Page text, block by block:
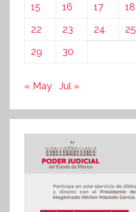
15
16 17 18
22
23 24 25
29
30
« May Jul »